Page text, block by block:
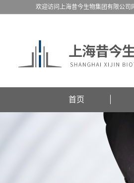
欢迎访问上海昔今生物集团有限公司
首页